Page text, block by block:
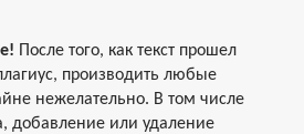
После того, как текст прошел
производить любые
нежелательно. В том числе
добавление или удаление